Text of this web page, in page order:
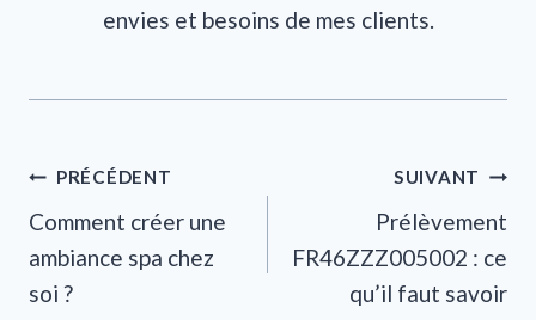
envies et besoins de mes clients.
Navigation
de
l’article
PRÉCÉDENT
Comment créer une
ambiance spa chez
soi ?
SUIVANT
Prélèvement
FR46ZZZ005002 : ce
qu’il faut savoir